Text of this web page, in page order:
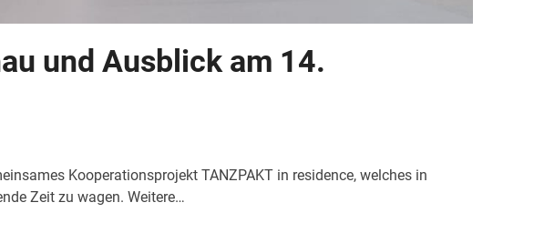
und Ausblick am 14.
Kooperationsprojekt TANZPAKT in residence, welches in
Zeit zu wagen. Weitere…